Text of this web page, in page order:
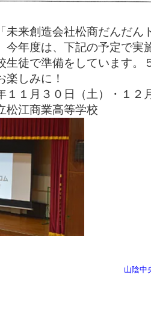
未来創造会社松商だんだん
今年度は、下記の予定で実
生徒で準備をしています。
楽しみに！
１月３０日（土）・１２
江商業高等学校
山陰中